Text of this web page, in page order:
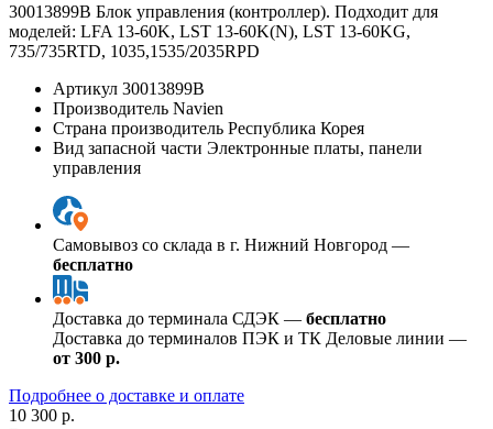
30013899B Блок управления (контроллер). Подходит для
моделей: LFA 13-60K, LST 13-60K(N), LST 13-60KG,
735/735RTD, 1035,1535/2035RPD
Артикул 30013899B
Производитель Navien
Страна производитель Республика Корея
Вид запасной части Электронные платы, панели
управления
Самовывоз со склада в г. Нижний Новгород —
бесплатно
Доставка до терминала СДЭК — бесплатно
Доставка до терминалов ПЭК и ТК Деловые линии —
от 300 р.
Подробнее о доставке и оплате
10 300 р.